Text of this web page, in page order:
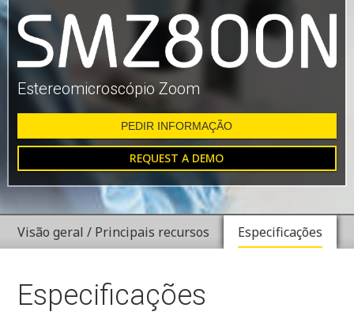
Estereomicroscópio Zoom
PEDIR INFORMAÇÃO
REQUEST A DEMO
Visão geral / Principais recursos Especificações
Especificações